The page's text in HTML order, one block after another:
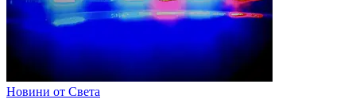
Новини от Света